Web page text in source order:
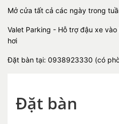
Mở cửa tất cả các ngày trong
Valet Parking - Hỗ trợ đậu xe
hơi
Đặt bàn tại: 0938923330 (có